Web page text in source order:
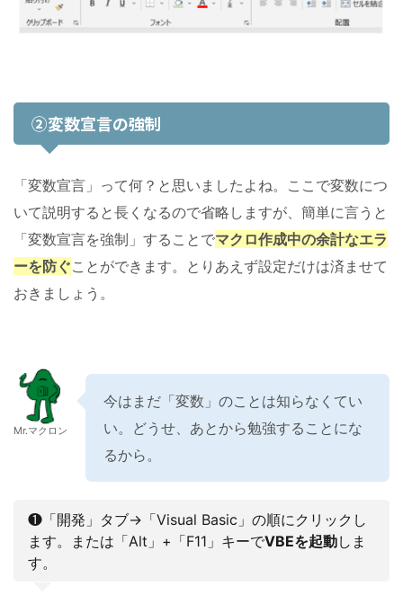
②変数宣言の強制
「変数宣言」って何？と思いましたよね。ここで変数につ
いて説明すると長くなるので省略しますが、簡単に言うと
「変数宣言を強制」することでマクロ作成中の余計なエラ
ーを防ぐことができます。とりあえず設定だけは済ませて
おきましょう。
Mr.マクロン
今はまだ「変数」のことは知らなくてい
い。どうせ、あとから勉強することにな
るから。
❶「開発」タブ→「Visual Basic」の順にクリックし
ます。または「Alt」+「F11」キーでVBEを起動しま
す。